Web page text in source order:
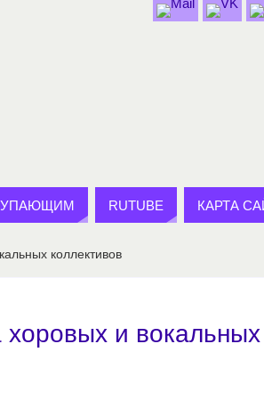
RUTUBE КАРТА
коллективов
и вокальных